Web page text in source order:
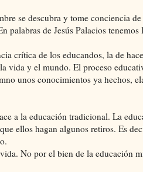
se descubra y tome conciencia
palabras de Jesús Palacios tenemos
crítica de los educandos, la de
vida y el mundo. El proceso
unos conocimientos ya hechos,
a la educación tradicional. La
ellos hagan algunos retiros. Es
No por el bien de la educación